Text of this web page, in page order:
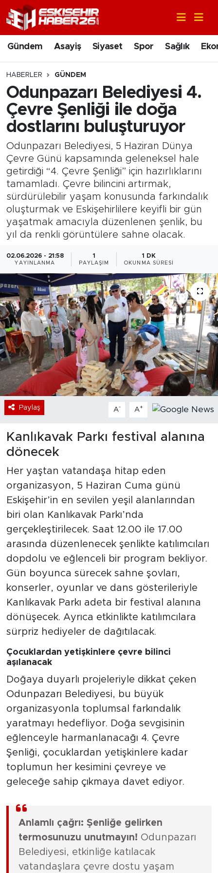
Gündem Asayiş Siyaset Spor Sağlık
HABERLER GÜNDEM
Odunpazarı Belediyesi 4.
Çevre Şenliği ile doğa
dostlarını buluşturuyor
Odunpazarı Belediyesi, 5 Haziran Dünya
Çevre Günü kapsamında geleneksel hale
getirdiği “4. Çevre Şenliği” için hazırlıklarını
tamamladı. Çevre bilincini artırmak,
sürdürülebilir yaşam konusunda farkındalık
oluşturmak ve Eskişehirlilere keyifli bir gün
yaşatmak amacıyla düzenlenen şenlik, bu
yıl da renkli görüntülere sahne olacak.
02.06.2026 - 21:58
YAYINLANMA
1
PAYLAŞIM
1 DK
OKUNMA SÜRESI
Paylaş A- A+
Kanlıkavak Parkı festival alanına
dönecek
Her yaştan vatandaşa hitap eden
organizasyon, 5 Haziran Cuma günü
Eskişehir’in en sevilen yeşil alanlarından
biri olan Kanlıkavak Parkı’nda
gerçekleştirilecek. Saat 12.00 ile 17.00
arasında düzenlenecek şenlikte katılımcıları
dopdolu ve eğlenceli bir program bekliyor.
Gün boyunca sürecek sahne şovları,
konserler, oyunlar ve dans gösterileriyle
Kanlıkavak Parkı adeta bir festival alanına
dönüşecek. Ayrıca etkinlikte katılımcılara
sürpriz hediyeler de dağıtılacak.
Çocuklardan yetişkinlere çevre bilinci
aşılanacak
Doğaya duyarlı projeleriyle dikkat çeken
Odunpazarı Belediyesi, bu büyük
organizasyonla toplumsal farkındalık
yaratmayı hedefliyor. Doğa sevgisinin
eğlenceyle harmanlanacağı 4. Çevre
Şenliği, çocuklardan yetişkinlere kadar
toplumun her kesimini çevreye ve
geleceğe sahip çıkmaya davet ediyor.
Anlamlı çağrı: Şenliğe gelirken
termosunuzu unutmayın! Odunpazarı
Belediyesi, etkinliğe katılacak
vatandaşlara çevre dostu yaşam
Gündem
Asayiş
Siyaset
Spor
Ekonomi
Eğitim
Sanat
Bölge
Teknoloji
Magazin
Dünya
Sektör
Nöbetçi Eczaneler
Hava Durumu
Trafik Durumu
Süper Lig Puan Durumu ve Fikstür
Son Dakika Haberleri
Haber Arşivi